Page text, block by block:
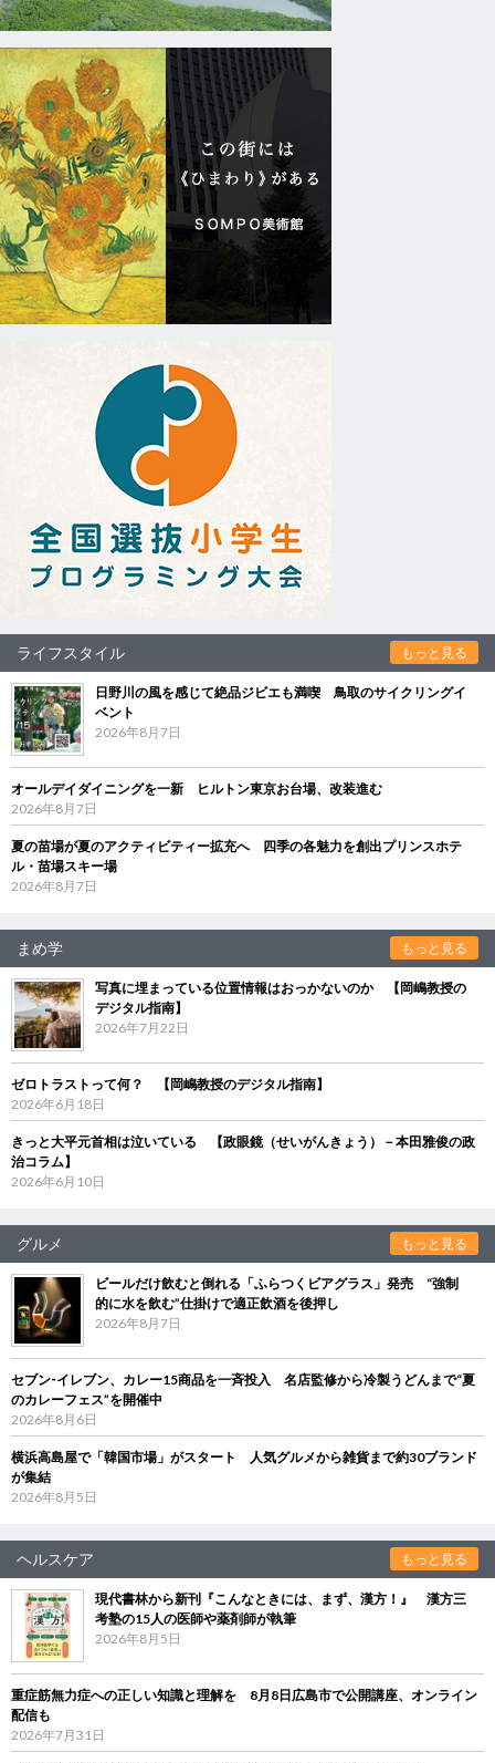
ライフスタイル もっと見る
日野川の風を感じて絶品ジビエも満喫 鳥取のサイクリングイ
ベント
2026年8月7日
オールデイダイニングを一新 ヒルトン東京お台場、改装進む
2026年8月7日
夏の苗場が夏のアクティビティー拡充へ 四季の各魅力を創出プリンスホテ
ル・苗場スキー場
2026年8月7日
まめ学 もっと見る
写真に埋まっている位置情報はおっかないのか 【岡嶋教授の
デジタル指南】
2026年7月22日
ゼロトラストって何？ 【岡嶋教授のデジタル指南】
2026年6月18日
きっと大平元首相は泣いている 【政眼鏡（せいがんきょう）－本田雅俊の政
治コラム】
2026年6月10日
グルメ もっと見る
ビールだけ飲むと倒れる「ふらつくビアグラス」発売 “強制
的に水を飲む”仕掛けで適正飲酒を後押し
2026年8月7日
セブン‐イレブン、カレー15商品を一斉投入 名店監修から冷製うどんまで“夏
のカレーフェス”を開催中
2026年8月6日
横浜高島屋で「韓国市場」がスタート 人気グルメから雑貨まで約30ブランド
が集結
2026年8月5日
ヘルスケア もっと見る
現代書林から新刊『こんなときには、まず、漢方！』 漢方三
考塾の15人の医師や薬剤師が執筆
2026年8月5日
重症筋無力症への正しい知識と理解を 8月8日広島市で公開講座、オンライン
配信も
2026年7月31日